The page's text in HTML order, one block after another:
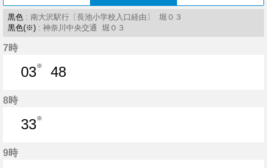
黒色 : 南大沢駅行〔長池小学校入口経由〕 堀０３
黒色(※) : 神奈川中央交通 堀０３
7時
03※
48
8時
33※
9時